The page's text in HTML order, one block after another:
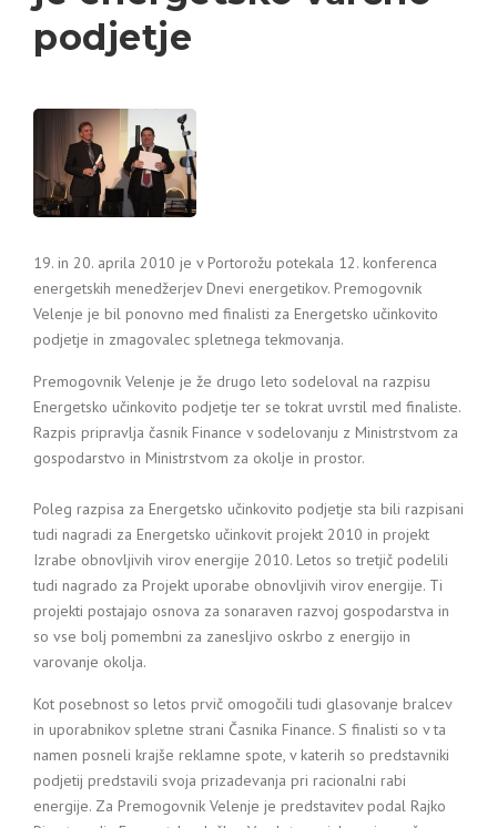
podjetje
19. in 20. aprila 2010 je v Portorožu potekala 12. konferenca
energetskih menedžerjev Dnevi energetikov. Premogovnik
Velenje je bil ponovno med finalisti za Energetsko učinkovito
podjetje in zmagovalec spletnega tekmovanja.
Premogovnik Velenje je že drugo leto sodeloval na razpisu
Energetsko učinkovito podjetje ter se tokrat uvrstil med finaliste.
Razpis pripravlja časnik Finance v sodelovanju z Ministrstvom za
gospodarstvo in Ministrstvom za okolje in prostor.
Poleg razpisa za Energetsko učinkovito podjetje sta bili razpisani
tudi nagradi za Energetsko učinkovit projekt 2010 in projekt
Izrabe obnovljivih virov energije 2010. Letos so tretjič podelili
tudi nagrado za Projekt uporabe obnovljivih virov energije. Ti
projekti postajajo osnova za sonaraven razvoj gospodarstva in
so vse bolj pomembni za zanesljivo oskrbo z energijo in
varovanje okolja.
Kot posebnost so letos prvič omogočili tudi glasovanje bralcev
in uporabnikov spletne strani Časnika Finance. S finalisti so v ta
namen posneli krajše reklamne spote, v katerih so predstavniki
podjetij predstavili svoja prizadevanja pri racionalni rabi
energije. Za Premogovnik Velenje je predstavitev podal Rajko